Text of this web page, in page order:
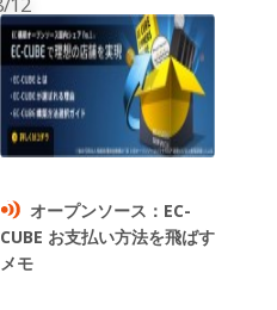
オープンソース：EC-
CUBE お支払い方法を飛ばす
メモ